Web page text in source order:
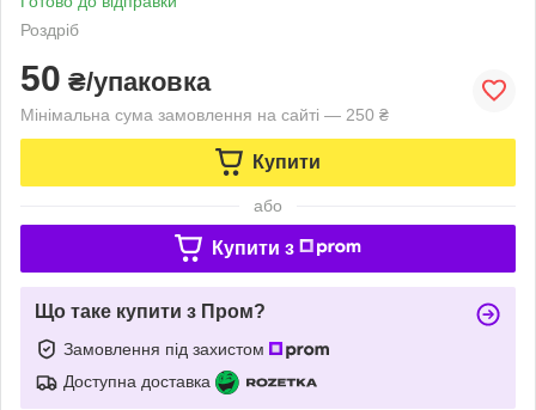
Роздріб
50 ₴/упаковка
Мінімальна сума замовлення на сайті — 250 ₴
Купити
або
Купити з
Що таке купити з Пром?
Замовлення під захистом
Доступна доставка